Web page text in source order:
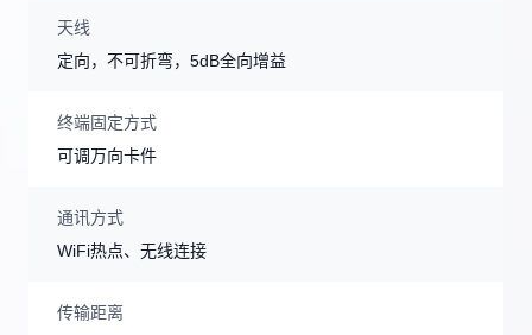
天线
定向，不可折弯，5dB全向增益
终端固定方式
可调万向卡件
通讯方式
WiFi热点、无线连接
传输距离